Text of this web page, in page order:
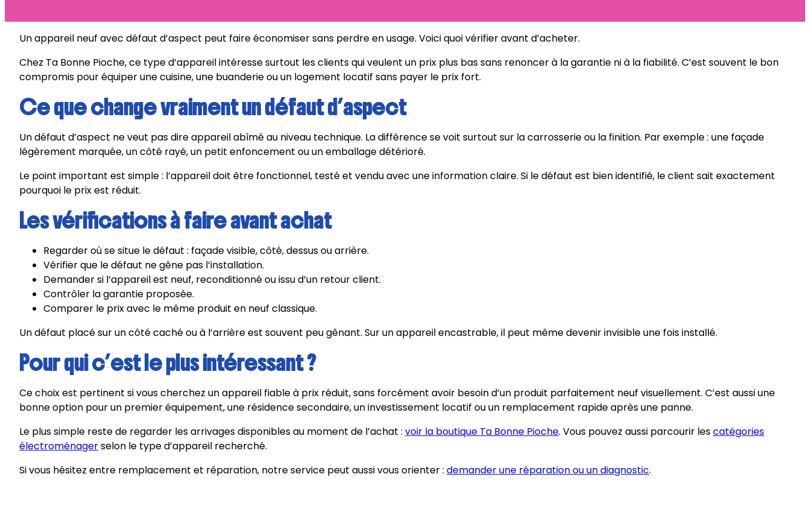
Un appareil neuf avec défaut d’aspect peut faire économiser sans perdre en usage. Voici quoi vérifier avant d’acheter.
Chez Ta Bonne Pioche, ce type d’appareil intéresse surtout les clients qui veulent un prix plus bas sans renoncer à la garantie ni à la fiabilité. C’est souvent le bon
compromis pour équiper une cuisine, une buanderie ou un logement locatif sans payer le prix fort.
Ce que change vraiment un défaut d’aspect
Un défaut d’aspect ne veut pas dire appareil abîmé au niveau technique. La différence se voit surtout sur la carrosserie ou la finition. Par exemple : une façade
légèrement marquée, un côté rayé, un petit enfoncement ou un emballage détérioré.
Le point important est simple : l’appareil doit être fonctionnel, testé et vendu avec une information claire. Si le défaut est bien identifié, le client sait exactement
pourquoi le prix est réduit.
Les vérifications à faire avant achat
Regarder où se situe le défaut : façade visible, côté, dessus ou arrière.
Vérifier que le défaut ne gêne pas l’installation.
Demander si l’appareil est neuf, reconditionné ou issu d’un retour client.
Contrôler la garantie proposée.
Comparer le prix avec le même produit en neuf classique.
Un défaut placé sur un côté caché ou à l’arrière est souvent peu gênant. Sur un appareil encastrable, il peut même devenir invisible une fois installé.
Pour qui c’est le plus intéressant ?
Ce choix est pertinent si vous cherchez un appareil fiable à prix réduit, sans forcément avoir besoin d’un produit parfaitement neuf visuellement. C’est aussi une
bonne option pour un premier équipement, une résidence secondaire, un investissement locatif ou un remplacement rapide après une panne.
Le plus simple reste de regarder les arrivages disponibles au moment de l’achat : voir la boutique Ta Bonne Pioche. Vous pouvez aussi parcourir lescatégories
électroménagerselon le type d’appareil recherché.
Si vous hésitez entre remplacement et réparation, notre service peut aussi vous orienter : demander une réparation ou un diagnostic.